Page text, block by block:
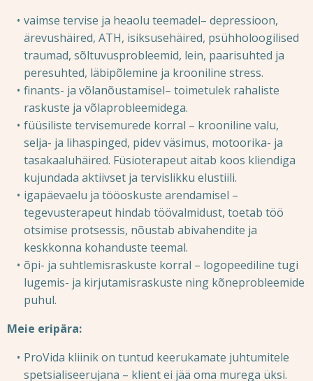
vaimse tervise ja heaolu teemadel– depressioon,
ärevushäired, ATH, isiksusehäired, psühholoogilised
traumad, sõltuvusprobleemid, lein, paarisuhted ja
peresuhted, läbipõlemine ja krooniline stress.
finants- ja võlanõustamisel– toimetulek rahaliste
raskuste ja võlaprobleemidega.
füüsiliste tervisemurede korral – krooniline valu,
selja- ja lihaspinged, pidev väsimus, motoorika- ja
tasakaaluhäired. Füsioterapeut aitab koos kliendiga
kujundada aktiivset ja tervislikku elustiili.
igapäevaelu ja tööoskuste arendamisel –
tegevusterapeut hindab töövalmidust, toetab töö
otsimise protsessis, nõustab abivahendite ja
keskkonna kohanduste teemal.
õpi- ja suhtlemisraskuste korral – logopeediline tugi
lugemis- ja kirjutamisraskuste ning kõneprobleemide
puhul.
Meie eripära:
ProVida kliinik on tuntud keerukamate juhtumitele
spetsialiseerujana – klient ei jää oma murega üksi.